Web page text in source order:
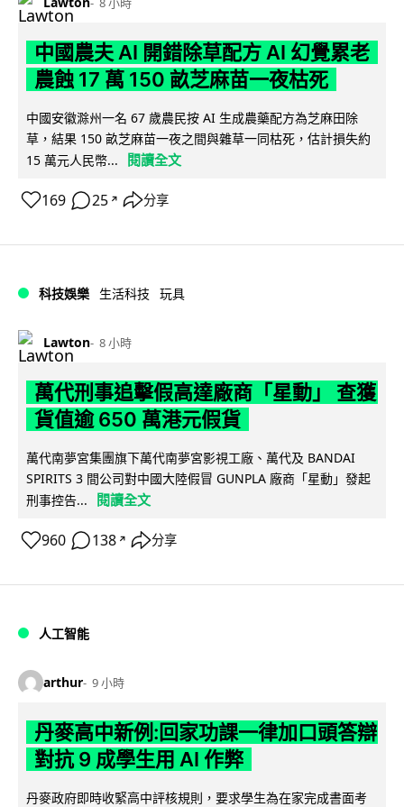
中國農夫 AI 開錯除草配方 AI 幻覺累老
農蝕 17 萬 150 畝芝麻苗一夜枯死
中國安徽滁州一名 67 歲農民按 AI 生成農藥配方為芝麻田除
草，結果 150 畝芝麻苗一夜之間與雜草一同枯死，估計損失約
15 萬元人民幣...
閱讀全文
169 25 ↗ 分享
科技娛樂 生活科技 玩具
Lawton 8 小時
萬代刑事追擊假高達廠商「星動」 查獲
貨值逾 650 萬港元假貨
萬代南夢宮集團旗下萬代南夢宮影視工廠、萬代及 BANDAI
SPIRITS 3 間公司對中國大陸假冒 GUNPLA 廠商「星動」發起
刑事控告...
閱讀全文
960 138 ↗ 分享
人工智能
arthur 9 小時
丹麥高中新例:回家功課一律加口頭答辯
對抗 9 成學生用 AI 作弊
丹麥政府即時收緊高中評核規則，要求學生為在家完成書面考